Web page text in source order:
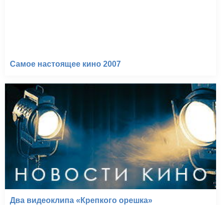
Самое настоящее кино 2007
Два видеоклипа «Крепкого орешка»